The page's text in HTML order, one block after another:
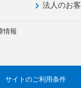
法人のお
情報
サイトのご利用条件